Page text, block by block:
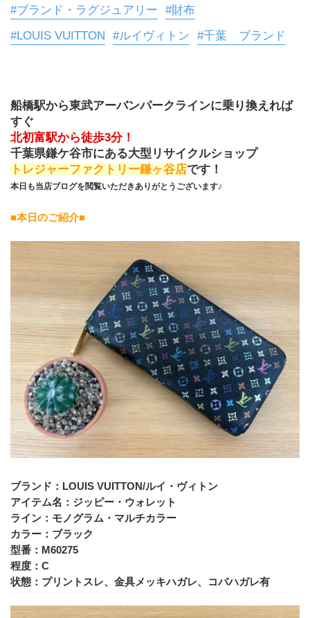
#ブランド・ラグジュアリー
#財布
#LOUIS VUITTON
#ルイヴィトン #千葉 ブランド
船橋駅から東武アーバンパークラインに乗り換えれば
すぐ
北初富駅から徒歩3分！
千葉県鎌ケ谷市にある大型リサイクルショップ
トレジャーファクトリー鎌ヶ谷店です！
本日も当店ブログを閲覧いただきありがとうございます♪
■本日のご紹介■
﻿ブランド：LOUIS VUITTON/ルイ・ヴィトン
アイテム名：ジッピー・ウォレット
ライン：モノグラム・マルチカラー
カラー：ブラック
型番：M60275
程度：C
状態：プリントスレ、金具メッキハガレ、コバハガレ有